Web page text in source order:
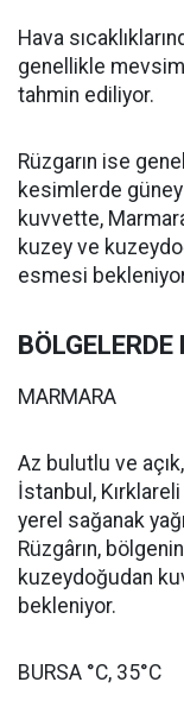
Hava
genellikle
tahmin ediliyor.
Rüzgarın ise
kesimlerde
kuvvette,
kuzey ve
esmesi
MARMARA
Az bulutlu ve
İstanbul, Kırklareli
yerel sağanak
Rüzgârın,
kuzeydoğudan
bekleniyor.
BURSA °C, 35°C